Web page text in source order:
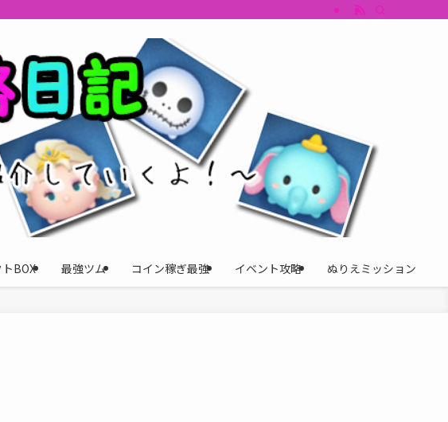
しビンゴのおすすめツム・キャラ評価も丁寧に解説。ツムツムイベント、ツムツム攻略、ツムツ
BOX 最強ツム コイン稼ぎ最強 イベント攻略 ぬりえミッション